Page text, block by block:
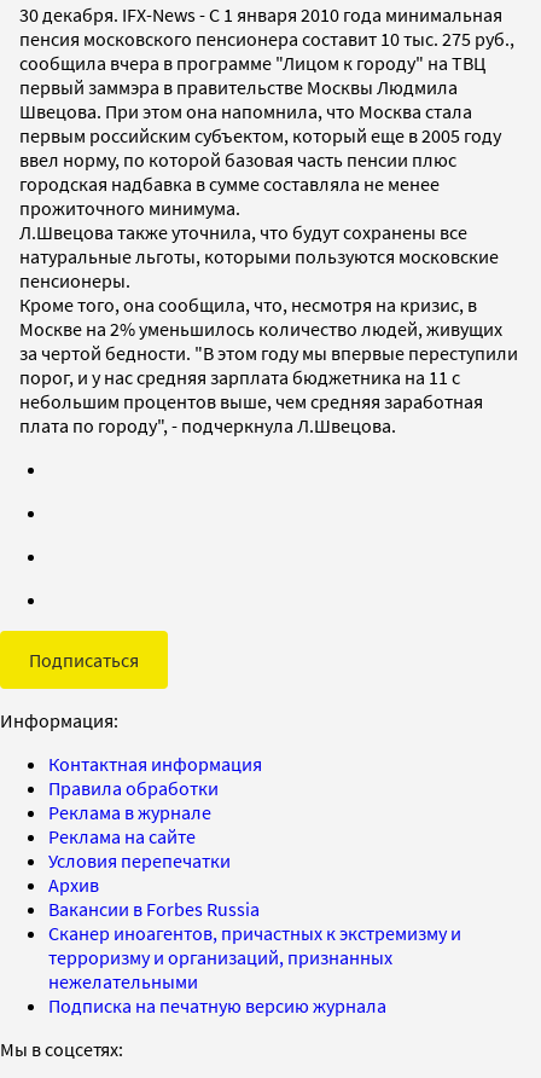
30 декабря. IFX-News - С 1 января 2010 года минимальная
пенсия московского пенсионера составит 10 тыс. 275 руб.,
сообщила вчера в программе "Лицом к городу" на ТВЦ
первый заммэра в правительстве Москвы Людмила
Швецова. При этом она напомнила, что Москва стала
первым российским субъектом, который еще в 2005 году
ввел норму, по которой базовая часть пенсии плюс
городская надбавка в сумме составляла не менее
прожиточного минимума.
Л.Швецова также уточнила, что будут сохранены все
натуральные льготы, которыми пользуются московские
пенсионеры.
Кроме того, она сообщила, что, несмотря на кризис, в
Москве на 2% уменьшилось количество людей, живущих
за чертой бедности. "В этом году мы впервые переступили
порог, и у нас средняя зарплата бюджетника на 11 с
небольшим процентов выше, чем средняя заработная
плата по городу", - подчеркнула Л.Швецова.
Подписаться
Информация:
Контактная информация
Правила обработки
Реклама в журнале
Реклама на сайте
Условия перепечатки
Архив
Вакансии в Forbes Russia
Сканер иноагентов, причастных к экстремизму и
терроризму и организаций, признанных
нежелательными
Подписка на печатную версию журнала
Мы в соцсетях: